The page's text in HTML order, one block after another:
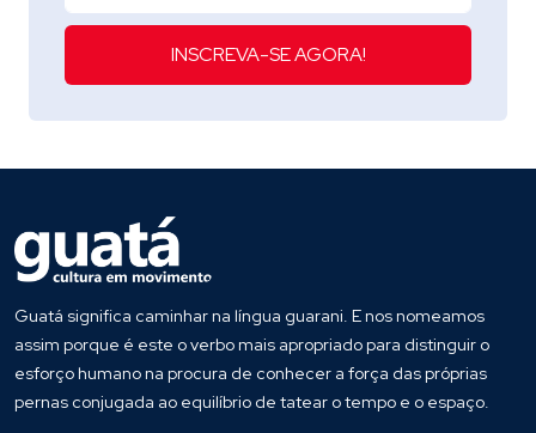
INSCREVA-SE AGORA!
Guatá significa caminhar na língua guarani. E nos nomeamos
assim porque é este o verbo mais apropriado para distinguir o
esforço humano na procura de conhecer a força das próprias
pernas conjugada ao equilíbrio de tatear o tempo e o espaço.